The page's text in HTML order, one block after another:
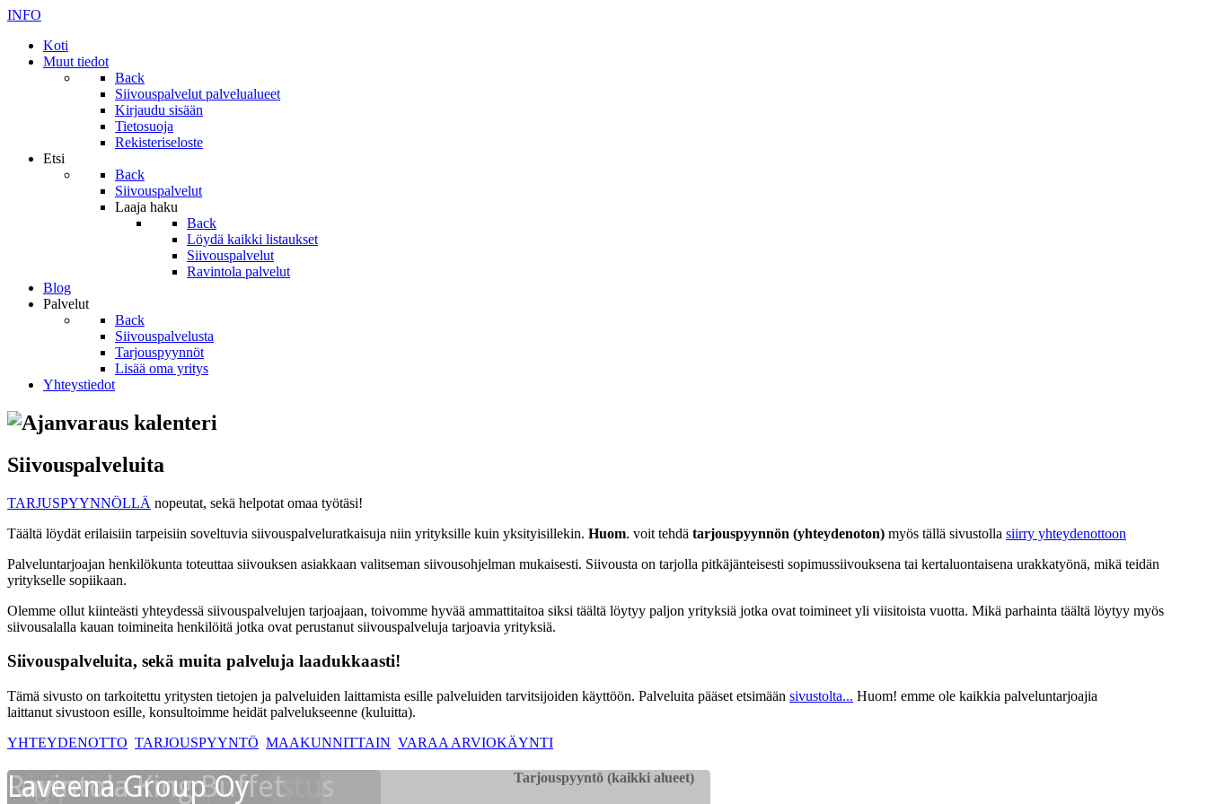
INFO
Koti
Muut tiedot
Back
Siivouspalvelut palvelualueet
Kirjaudu sisään
Tietosuoja
Rekisteriseloste
Etsi
Back
Siivouspalvelut
Laaja haku
Back
Löydä kaikki listaukset
Siivouspalvelut
Ravintola palvelut
Blog
Palvelut
Back
Siivouspalvelusta
Tarjouspyynnöt
Lisää oma yritys
Yhteystiedot
Siivouspalveluita
TARJUSPYYNNÖLLÄ nopeutat, sekä helpotat omaa työtäsi!
Täältä löydät erilaisiin tarpeisiin soveltuvia siivouspalveluratkaisuja niin yrityksille kuin yksityisillekin. Huom. voit tehdä tarjouspyynnön (yhteydenoton) myös tällä sivustolla siirry yhteydenottoon
Palveluntarjoajan henkilökunta toteuttaa siivouksen asiakkaan valitseman siivousohjelman mukaisesti. Siivousta on tarjolla pitkäjänteisesti sopimussiivouksena tai kertaluontaisena urakkatyönä, mikä teidän
yritykselle sopiikaan.
Olemme ollut kiinteästi yhteydessä siivouspalvelujen tarjoajaan, toivomme hyvää ammattitaitoa siksi täältä löytyy paljon yrityksiä jotka ovat toimineet yli viisitoista vuotta. Mikä parhainta täältä löytyy myös
siivousalalla kauan toimineita henkilöitä jotka ovat perustanut siivouspalveluja tarjoavia yrityksiä.
Siivouspalveluita, sekä muita palveluja laadukkaasti!
Tämä sivusto on tarkoitettu yritysten tietojen ja palveluiden laittamista esille palveluiden tarvitsijoiden käyttöön. Palveluita pääset etsimään sivustolta... Huom! emme ole kaikkia palveluntarjoajia
laittanut sivustoon esille, konsultoimme heidät palvelukseenne (kuluitta).
YHTEYDENOTTO TARJOUSPYYNTÖ MAAKUNNITTAIN VARAA ARVIOKÄYNTI
Rasvakanavien puhdistus
Digipaino
Ravintola King Buffet
Laveena Group Oy Tarjouspyyntö (kaikki alueet)